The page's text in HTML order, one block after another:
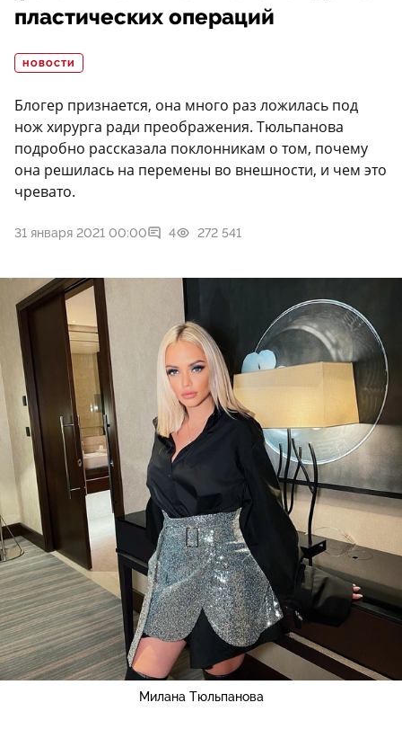
пластических операций
НОВОСТИ
Блогер признается, она много раз ложилась под
нож хирурга ради преображения. Тюльпанова
подробно рассказала поклонникам о том, почему
она решилась на перемены во внешности, и чем это
чревато.
31 января 2021 00:00 4 272 541
Милана Тюльпанова